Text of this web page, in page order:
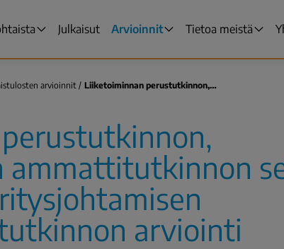
Julkaisut Arvioinnit Tietoa meistä
arvioinnit Liiketoiminnan perustutkinnon,…
ammattitutkinnon
arviointi